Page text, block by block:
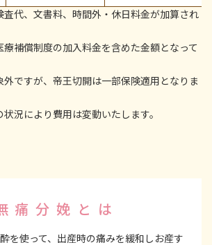
査代、文書料、時間外・休日料金が加算され
療補償制度の加入料金を含めた金額となって
外ですが、帝王切開は一部保険適用となりま
況により費用は変動いたします。
痛分娩とは
を使って、出産時の痛みを緩和しお産す